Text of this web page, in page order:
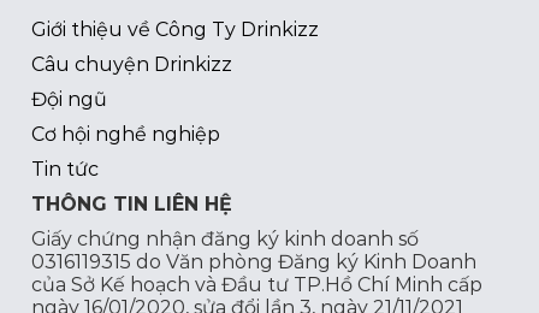
Giới thiệu về Công Ty Drinkizz
Câu chuyện Drinkizz
Đội ngũ
Cơ hội nghề nghiệp
Tin tức
THÔNG TIN LIÊN HỆ
Giấy chứng nhận đăng ký kinh doanh số
0316119315 do Văn phòng Đăng ký Kinh Doanh
của Sở Kế hoạch và Đầu tư TP.Hồ Chí Minh cấp
ngày 16/01/2020, sửa đổi lần 3, ngày 21/11/2021